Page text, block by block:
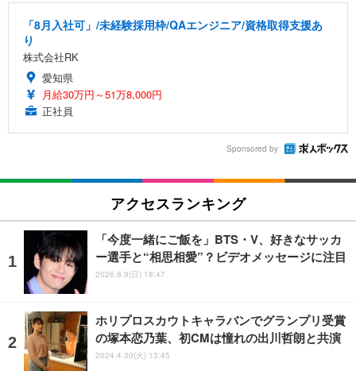
「8月入社可」/未経験採用枠/QAエンジニア/資格取得支援あ
り
株式会社RK
愛知県
月給30万円～51万8,000円
正社員
Sponsored by
アクセスランキング
「今度一緒にご飯を」BTS・V、好きなサッカ
ー選手と“相思相愛”？ビデオメッセージに注目
2026.8.9(日) 18:47
ホリプロスカウトキャラバンでグランプリ受賞
の塚本恋乃葉、初CMは憧れの出川哲朗と共演
2024.4.30(火) 13:45